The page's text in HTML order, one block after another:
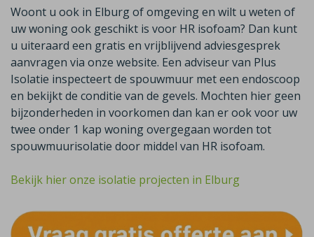
Woont u ook in Elburg of omgeving en wilt u weten of
uw woning ook geschikt is voor HR isofoam? Dan kunt
u uiteraard een gratis en vrijblijvend adviesgesprek
aanvragen via onze website. Een adviseur van Plus
Isolatie inspecteert de spouwmuur met een endoscoop
en bekijkt de conditie van de gevels. Mochten hier geen
bijzonderheden in voorkomen dan kan er ook voor uw
twee onder 1 kap woning overgegaan worden tot
spouwmuurisolatie door middel van HR isofoam.
Bekijk hier onze isolatie projecten in Elburg